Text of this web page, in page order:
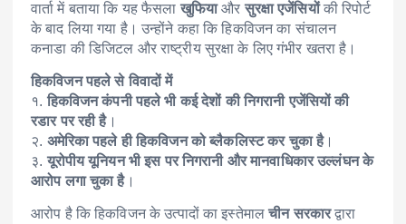
वार्ता में बताया कि यह फैसला खुफियाऔर सुरक्षा एजेंसियोंकी रिपोर्ट
के बाद लिया गया है। उन्होंने कहा कि हिकविजन का संचालन
कनाडा की डिजिटल और राष्ट्रीय सुरक्षा के लिए गंभीर खतरा है।
हिकविजन पहले से विवादों में
१.हिकविजन कंपनी पहले भी कई देशों की निगरानी एजेंसियों की
रडार पर रही है।
२. अमेरिका पहले ही हिकविजन को ब्लैकलिस्ट कर चुका है।
३.यूरोपीय यूनियन भी इस पर निगरानी और मानवाधिकार उल्लंघन के
आरोप लगा चुका है।
आरोप है कि हिकविजन के उत्पादों का इस्तेमालचीन सरकारद्वारा